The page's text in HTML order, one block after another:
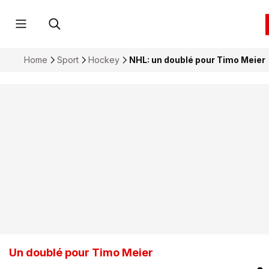
Home Sport Hockey NHL: un doublé pour Timo Meier
Un doublé pour Timo Meier